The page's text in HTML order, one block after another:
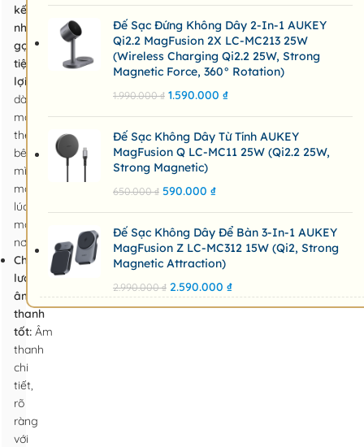
kế
nhỏ
gọn,
tiện
lợi:
dàng
mang
theo
bên
mình
mọi
lúc
mọi
nơi.
Chất
lượng
âm
thanh
tốt: Âm
thanh
chi
tiết,
rõ
ràng
với
Đế Sạc Đứng Không Dây 2-In-1 AUKEY
Qi2.2 MagFusion 2X LC-MC213 25W
(Wireless Charging Qi2.2 25W, Strong
Magnetic Force, 360° Rotation)
1.990.000₫ 1.590.000 ₫
Đế Sạc Không Dây Từ Tính AUKEY
MagFusion Q LC-MC11 25W (Qi2.2 25W,
Strong Magnetic)
650.000₫ 590.000 ₫
Đế Sạc Không Dây Để Bàn 3-In-1 AUKEY
MagFusion Z LC-MC312 15W (Qi2, Strong
Magnetic Attraction)
2.990.000₫ 2.590.000 ₫